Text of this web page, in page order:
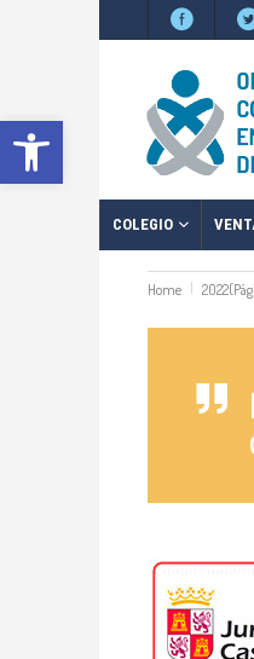
Abrir barra de herramientas
COLEGIO
Home 2022